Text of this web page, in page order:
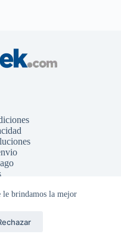
le brindamos la mejor